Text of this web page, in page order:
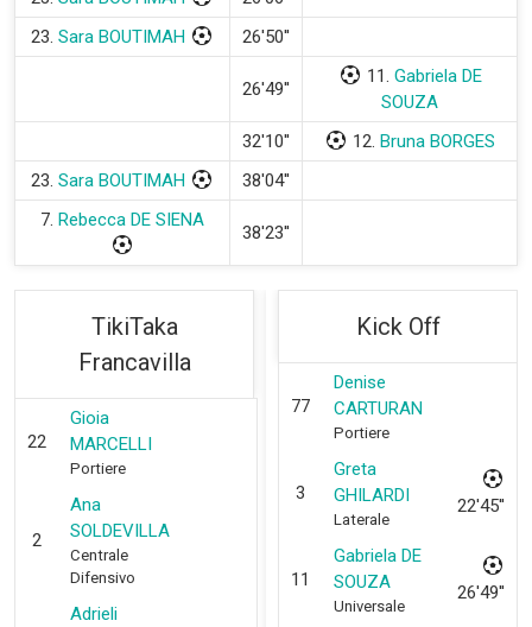
23. Sara BOUTIMAH 26'50''
26'49''
11. Gabriela DE
SOUZA
32'10''
12. Bruna BORGES
23. Sara BOUTIMAH
38'04''
7. Rebecca DE SIENA
38'23''
TikiTaka
Francavilla
22
Gioia
MARCELLI
Portiere
2
Ana
SOLDEVILLA
Centrale
Difensivo
Adrieli
Kick Off
77
Denise
CARTURAN
Portiere
3
Greta
GHILARDI
Laterale
22'45''
11
Gabriela DE
SOUZA
Universale
26'49''